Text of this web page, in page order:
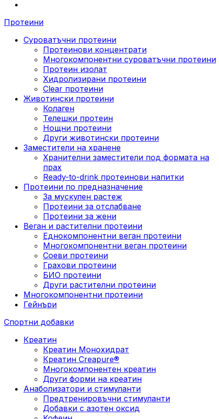
Протеини
Суроватъчни протеини
Протеинови концентрати
Многокомпонентни суроватъчни протеини
Протеин изолат
Хидролизирани протеини
Clear протеини
Животински протеини
Колаген
Телешки протеин
Нощни протеини
Други животински протеини
Заместители на хранене
Хранителни заместители под формата на
прах
Ready-to-drink протеинови напитки
Протеини по предназначение
За мускулен растеж
Протеини за отслабване
Протеини за жени
Веган и растителни протеини
Еднокомпонентни веган протеини
Многокомпонентни веган протеини
Соеви протеини
Грахови протеини
БИО протеини
Други растителни протеини
Многокомпонентни протеини
Гейнъри
Спортни добавки
Креатин
Креатин Монохидрат
Креатин Creapure®
Многокомпонентен креатин
Други форми на креатин
Анаболизатори и стимуланти
Предтренировъчни стимуланти
Добавки с азотен оксид